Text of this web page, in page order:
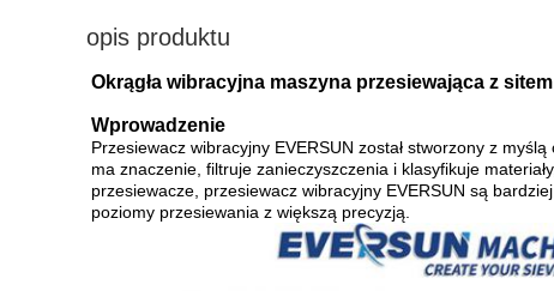
opis produktu
Okrągła wibracyjna maszyna przesiewająca z
Wprowadzenie
Przesiewacz wibracyjny EVERSUN został stworzony z
ma znaczenie, filtruje zanieczyszczenia i klasyfikuje
przesiewacze, przesiewacz wibracyjny EVERSUN są
poziomy przesiewania z większą precyzją.